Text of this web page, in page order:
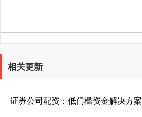
相关更新
证券公司配资：低门槛资金解决方案